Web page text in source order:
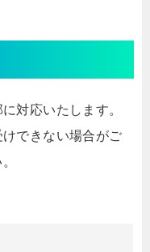
対応いたします。
できない場合がご